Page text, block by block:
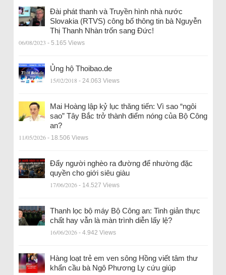
Đài phát thanh và Truyền hình nhà nước
Slovakia (RTVS) công bố thông tin bà Nguyễn
Thị Thanh Nhàn trốn sang Đức!
06/08/2023 - 5.165 Views
Ủng hộ Thoibao.de
15/02/2018 - 24.063 Views
Mai Hoàng lập kỷ lục thăng tiến: Vì sao “ngôi
sao” Tây Bắc trở thành điểm nóng của Bộ Công
an?
11/05/2026 - 18.506 Views
Đẩy người nghèo ra đường để nhường đặc
quyền cho giới siêu giàu
17/06/2026 - 14.527 Views
Thanh lọc bộ máy Bộ Công an: Tinh giản thực
chất hay vẫn là màn trình diễn lấy lệ?
16/06/2026 - 4.942 Views
Hàng loạt trẻ em ven sông Hồng viết tâm thư
khẩn cầu bà Ngô Phương Ly cứu giúp